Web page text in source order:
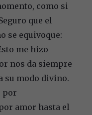
como si
que el
se equivoque:
me hizo
nos da siempre
su modo divino.
por
amor hasta el